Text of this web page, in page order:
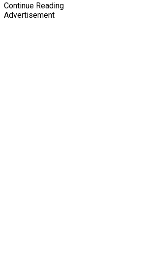
Continue Reading
Advertisement